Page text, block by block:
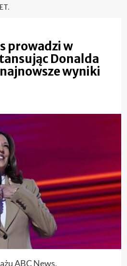
prowadzi w
Donalda
wyniki
ABC News,